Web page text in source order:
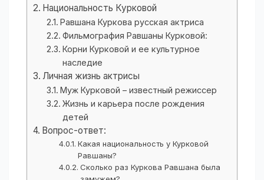
Национальность Курковой
Равшана Куркова русская актриса
Фильмография Равшаны Курковой:
Корни Курковой и ее культурное
наследие
Личная жизнь актрисы
Муж Курковой – известный режиссер
Жизнь и карьера после рождения
детей
Вопрос-ответ:
Какая национальность у Курковой
Равшаны?
Сколько раз Куркова Равшана была